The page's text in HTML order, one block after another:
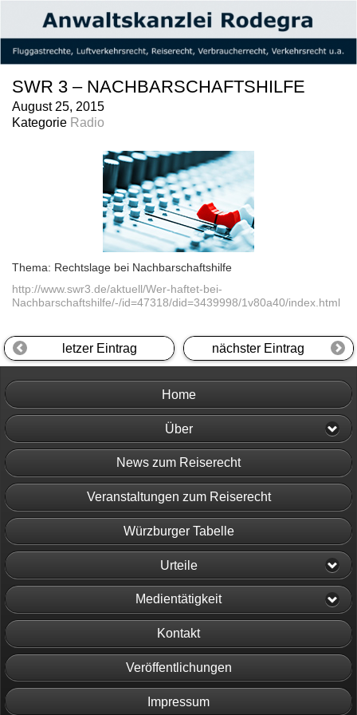
SWR 3 – NACHBARSCHAFTSHILFE
August 25, 2015
Kategorie Radio
Thema: Rechtslage bei Nachbarschaftshilfe
http://www.swr3.de/aktuell/Wer-haftet-bei-
Nachbarschaftshilfe/-/id=47318/did=3439998/1v80a40/index.html
letzer Eintrag nächster Eintrag
Home
Über
News zum Reiserecht
Veranstaltungen zum Reiserecht
Würzburger Tabelle
Urteile
Medientätigkeit
Kontakt
Veröffentlichungen
Impressum